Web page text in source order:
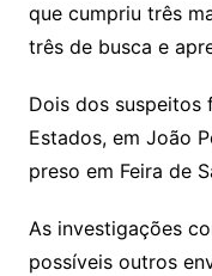
que cumpriu três
três de busca e
Dois dos suspeitos
Estados, em João
preso em Feira de
As investigações
possíveis outros